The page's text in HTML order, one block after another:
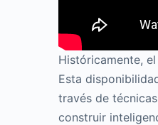
Históricamente,
Esta
través de
construir